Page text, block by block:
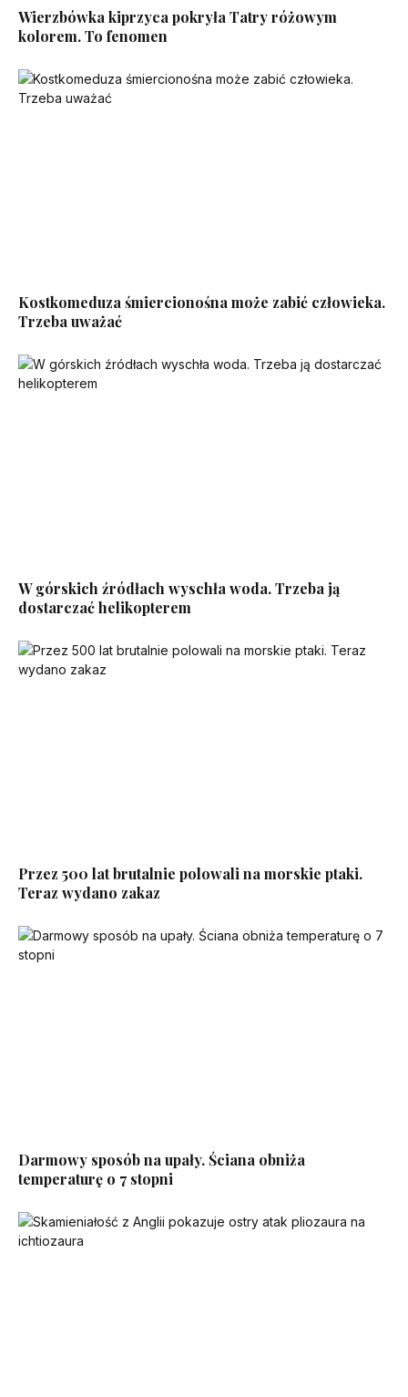
Wierzbówka kiprzyca pokryła Tatry różowym
kolorem. To fenomen
Kostkomeduza śmiercionośna może zabić człowieka.
Trzeba uważać
W górskich źródłach wyschła woda. Trzeba ją
dostarczać helikopterem
Przez 500 lat brutalnie polowali na morskie ptaki.
Teraz wydano zakaz
Darmowy sposób na upały. Ściana obniża
temperaturę o 7 stopni